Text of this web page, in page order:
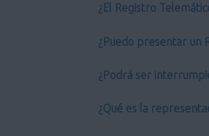
¿El Registro
¿Puedo presentar un
¿Podrá ser
¿Qué es la